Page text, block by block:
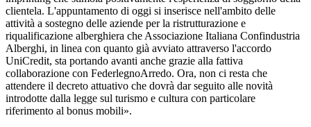
clientela. L'appuntamento di oggi si inserisce nell'ambito delle
attività a sostegno delle aziende per la ristrutturazione e
riqualificazione alberghiera che Associazione Italiana Confindustria
Alberghi, in linea con quanto già avviato attraverso l'accordo
UniCredit, sta portando avanti anche grazie alla fattiva
collaborazione con FederlegnoArredo. Ora, non ci resta che
attendere il decreto attuativo che dovrà dar seguito alle novità
introdotte dalla legge sul turismo e cultura con particolare
riferimento al bonus mobili».